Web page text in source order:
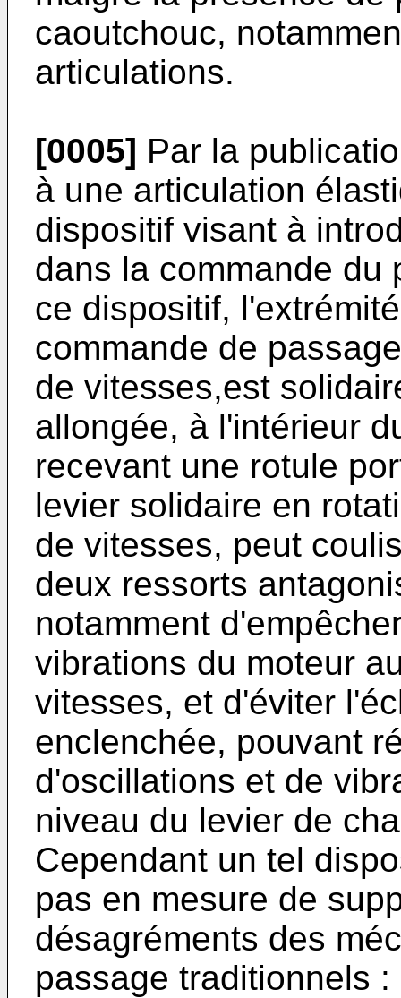
caoutchouc,
articulations.
[0005] Par la
à une articulation
dispositif visant à
dans la commande du
ce dispositif,
commande de
de vitesses,est
allongée, à l'intérieur
recevant une rotule
levier solidaire en
de vitesses, peut
deux ressorts
notamment
vibrations du moteur
vitesses, et d'éviter
enclenchée, pouvant
d'oscillations et de
niveau du levier de
Cependant un tel
pas en mesure de
désagréments des
passage traditionnels :